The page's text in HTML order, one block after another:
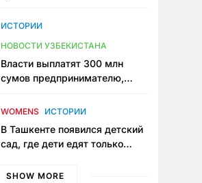
одно общественное
ИСТОРИИ
НОВОСТИ УЗБЕКИСТАНА
Власти выплатят 300 млн
сумов предпринимателю,
тюрьме по незаконному
WOMENS ИСТОРИИ
В Ташкенте появился детский
сад, где дети едят только
мама, которая устала просить
SHOW MORE